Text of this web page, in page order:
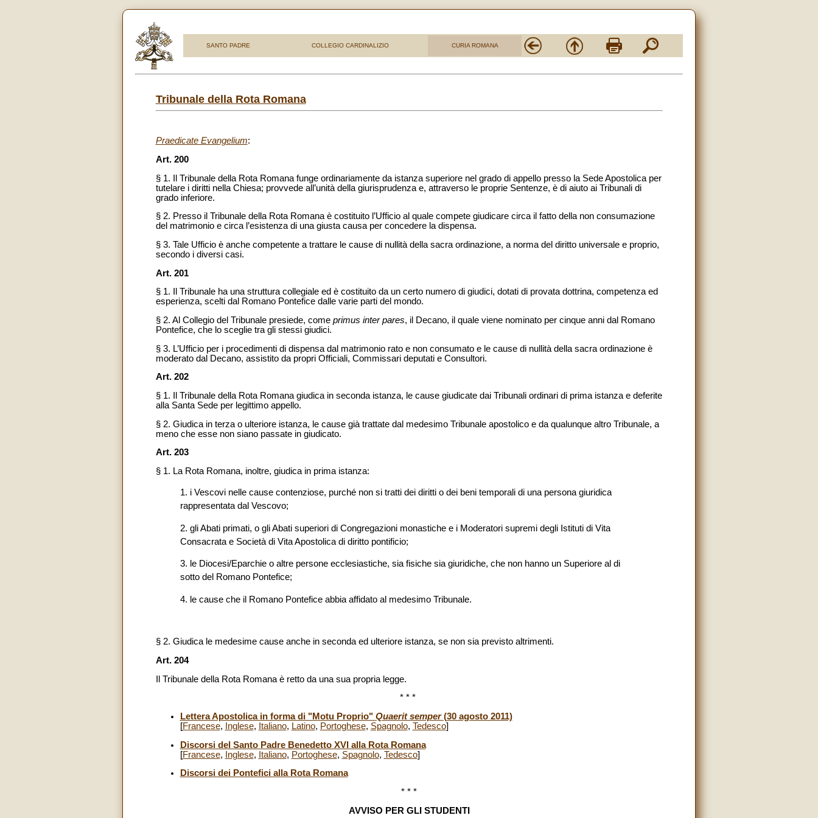
SANTO PADRE COLLEGIO CARDINALIZIO CURIA ROMANA
Tribunale della Rota Romana
Praedicate Evangelium:
Art. 200
§ 1. Il Tribunale della Rota Romana funge ordinariamente da istanza superiore nel grado di appello presso la Sede Apostolica per
tutelare i diritti nella Chiesa; provvede all’unità della giurisprudenza e, attraverso le proprie Sentenze, è di aiuto ai Tribunali di
grado inferiore.
§ 2. Presso il Tribunale della Rota Romana è costituito l’Ufficio al quale compete giudicare circa il fatto della non consumazione
del matrimonio e circa l’esistenza di una giusta causa per concedere la dispensa.
§ 3. Tale Ufficio è anche competente a trattare le cause di nullità della sacra ordinazione, a norma del diritto universale e proprio,
secondo i diversi casi.
Art. 201
§ 1. Il Tribunale ha una struttura collegiale ed è costituito da un certo numero di giudici, dotati di provata dottrina, competenza ed
esperienza, scelti dal Romano Pontefice dalle varie parti del mondo.
§ 2. Al Collegio del Tribunale presiede, come primus inter pares, il Decano, il quale viene nominato per cinque anni dal Romano
Pontefice, che lo sceglie tra gli stessi giudici.
§ 3. L’Ufficio per i procedimenti di dispensa dal matrimonio rato e non consumato e le cause di nullità della sacra ordinazione è
moderato dal Decano, assistito da propri Officiali, Commissari deputati e Consultori.
Art. 202
§ 1. Il Tribunale della Rota Romana giudica in seconda istanza, le cause giudicate dai Tribunali ordinari di prima istanza e deferite
alla Santa Sede per legittimo appello.
§ 2. Giudica in terza o ulteriore istanza, le cause già trattate dal medesimo Tribunale apostolico e da qualunque altro Tribunale, a
meno che esse non siano passate in giudicato.
Art. 203
§ 1. La Rota Romana, inoltre, giudica in prima istanza:
1. i Vescovi nelle cause contenziose, purché non si tratti dei diritti o dei beni temporali di una persona giuridica
rappresentata dal Vescovo;
2. gli Abati primati, o gli Abati superiori di Congregazioni monastiche e i Moderatori supremi degli Istituti di Vita
Consacrata e Società di Vita Apostolica di diritto pontificio;
3. le Diocesi/Eparchie o altre persone ecclesiastiche, sia fisiche sia giuridiche, che non hanno un Superiore al di
sotto del Romano Pontefice;
4. le cause che il Romano Pontefice abbia affidato al medesimo Tribunale.
§ 2. Giudica le medesime cause anche in seconda ed ulteriore istanza, se non sia previsto altrimenti.
Art. 204
Il Tribunale della Rota Romana è retto da una sua propria legge.
* * *
Lettera Apostolica in forma di "Motu Proprio" Quaerit semper(30 agosto 2011)
[Francese, Inglese, Italiano, Latino, Portoghese, Spagnolo, Tedesco]
Discorsi del Santo Padre Benedetto XVI alla Rota Romana
[Francese, Inglese, Italiano, Portoghese, Spagnolo, Tedesco]
Discorsi dei Pontefici alla Rota Romana
* * *
AVVISO PER GLI STUDENTI